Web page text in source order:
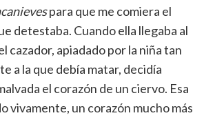
para que me comiera el
detestaba. Cuando ella llegaba al
cazador, apiadado por la niña tan
a la que debía matar, decidía
el corazón de un ciervo. Esa
vivamente, un corazón mucho más